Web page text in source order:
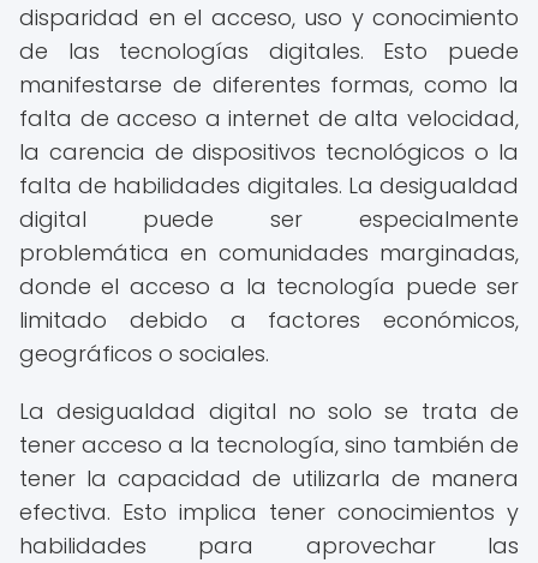
disparidad en el acceso, uso y conocimiento
de las tecnologías digitales. Esto puede
manifestarse de diferentes formas, como la
falta de acceso a internet de alta velocidad,
la carencia de dispositivos tecnológicos o la
falta de habilidades digitales. La desigualdad
digital puede ser especialmente
problemática en comunidades marginadas,
donde el acceso a la tecnología puede ser
limitado debido a factores económicos,
geográficos o sociales.
La desigualdad digital no solo se trata de
tener acceso a la tecnología, sino también de
tener la capacidad de utilizarla de manera
efectiva. Esto implica tener conocimientos y
habilidades para aprovechar las